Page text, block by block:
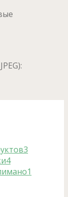
3
4
1